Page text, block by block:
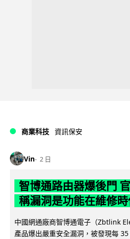
商業科技 資訊保安
Vin 2 日
智博通路由器爆後門
稱漏洞是功能在維修時
中國網通廠商智博通電子（Zbtlink
產品爆出嚴重安全漏洞，被發現每